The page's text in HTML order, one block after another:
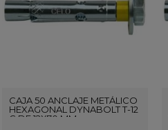
CAJA 50 ANCLAJE METÁLICO
HEXAGONAL DYNABOLT T-12
C DE 12X70 MM